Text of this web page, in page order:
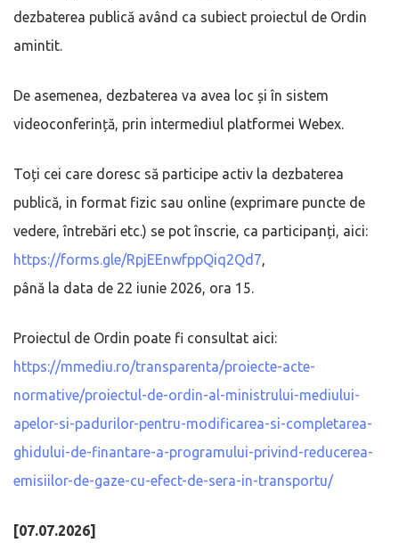
dezbaterea publică având ca subiect proiectul de Ordin
amintit.
De asemenea, dezbaterea va avea loc și în sistem
videoconferință, prin intermediul platformei Webex.
Toți cei care doresc să participe activ la dezbaterea
publică, in format fizic sau online (exprimare puncte de
vedere, întrebări etc.) se pot înscrie, ca participanți, aici:
https://forms.gle/RpjEEnwfppQiq2Qd7,
până la data de 22 iunie 2026, ora 15.
Proiectul de Ordin poate fi consultat aici:
https://mmediu.ro/transparenta/proiecte-acte-
normative/proiectul-de-ordin-al-ministrului-mediului-
apelor-si-padurilor-pentru-modificarea-si-completarea-
ghidului-de-finantare-a-programului-privind-reducerea-
emisiilor-de-gaze-cu-efect-de-sera-in-transportu/
[07.07.2026]